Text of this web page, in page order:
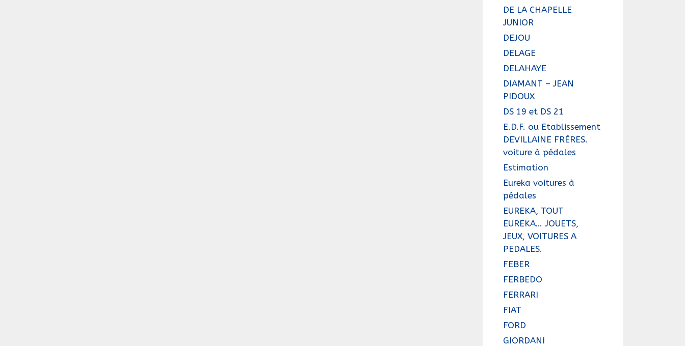
DE LA CHAPELLE
JUNIOR
DEJOU
DELAGE
DELAHAYE
DIAMANT – JEAN
PIDOUX
DS 19 et DS 21
E.D.F. ou Etablissement
DEVILLAINE FRÈRES.
voiture à pédales
Estimation
Eureka voitures à
pédales
EUREKA, TOUT
EUREKA… JOUETS,
JEUX, VOITURES A
PEDALES.
FEBER
FERBEDO
FERRARI
FIAT
FORD
GIORDANI